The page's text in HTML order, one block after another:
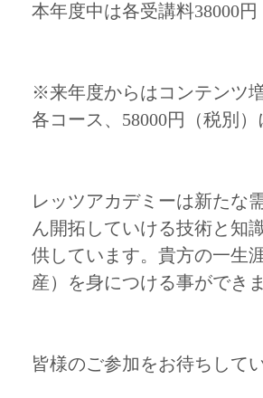
本年度中は各受講料38000円
※来年度からはコンテンツ
各コース、58000円（税別）
レッツアカデミーは新たな
ん開拓していける技術と知
供しています。貴方の一生
産）を身につける事ができま
皆様のご参加をお待ちして